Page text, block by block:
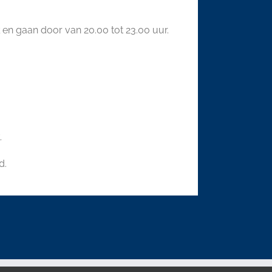
gaan door van 20.00 tot 23.00 uur.